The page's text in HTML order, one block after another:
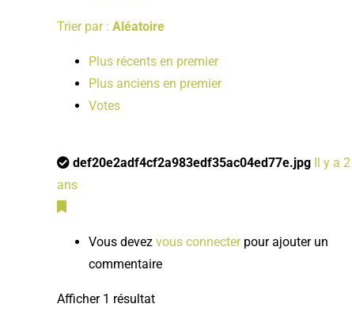
Trier par : Aléatoire
Plus récents en premier
Plus anciens en premier
Votes
def20e2adf4cf2a983edf35ac04ed77e.jpg Il y a 2
ans
Vous devez vous connecterpour ajouter un
commentaire
Afficher 1 résultat